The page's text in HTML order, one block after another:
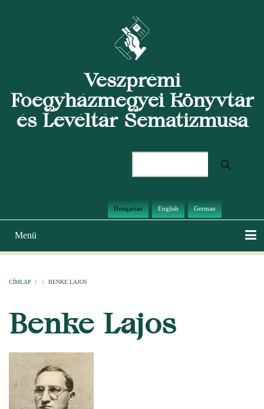
Veszprémi
Főegyházmegyei Könyvtár
és Levéltár Sematizmusa
Hungarian English German
Main
navigation
Menü
CÍMLAP / / BENKE LAJOS
Benke Lajos